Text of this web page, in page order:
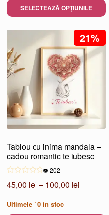
45,00 lei
până
la
100,00 lei
SELECTEAZĂ OPȚIUNILE
are
mai
multe
variații.
Opțiunile
pot
fi
în
pagina
produsului.
21%
Tablou cu inima mandala –
cadou romantic te iubesc
👁️ 202
45,00 lei – 100,00 lei
Ultimele 10 in stoc